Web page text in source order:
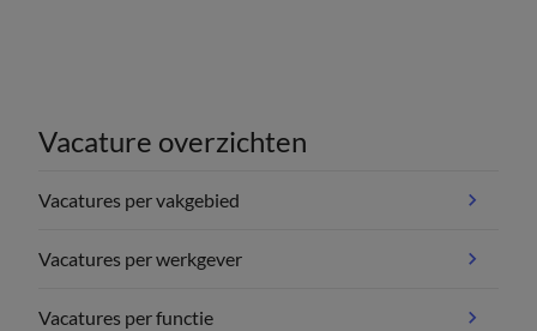
Vacature overzichten
Vacatures per vakgebied
Vacatures per werkgever
Vacatures per functie